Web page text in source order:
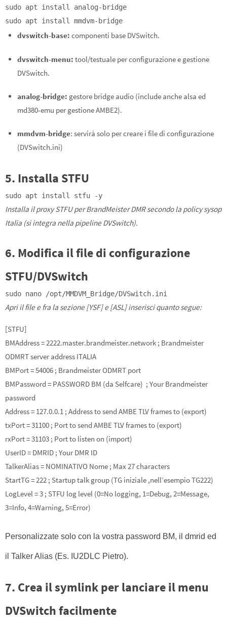
sudo apt install analog-bridge
sudo apt install mmdvm-bridge
dvswitch-base: componenti base DVSwitch.
dvswitch-menu: tool/testuale per configurazione e gestione
DVSwitch.
analog-bridge: gestore bridge audio (include anche alsa ed
md380-emu per gestione AMBE2).
mmdvm-bridge: servirà solo per creare i file di configurazione
(DVSwitch.ini)
5. Installa STFU
sudo apt install stfu -y
Installa il proxy STFU per BrandMeister DMR secondo la policy sysop
Italia (si integra nella pipeline DVSwitch).
6. Modifica il file di configurazione
STFU/DVSwitch
sudo nano /opt/MMDVM_Bridge/DVSwitch.ini
Apri il file e fra la sezione [YSF] e [ASL] inserisci quanto segue:
[STFU]
BMAddress = 2222.master.brandmeister.network ; Brandmeister
ODMRT server address ITALIA
BMPort = 54006 ; Brandmeister ODMRT port
BMPassword = PASSWORD BM (da Selfcare) ; Your Brandmeister
password
Address = 127.0.0.1 ; Address to send AMBE TLV frames to (export)
txPort = 31100 ; Port to send AMBE TLV frames to (export)
rxPort = 31103 ; Port to listen on (import)
UserID = DMRID ; Your DMR ID
TalkerAlias = NOMINATIVO Nome ; Max 27 characters
StartTG = 222 ; Startup talk group (TG iniziale ,nell’esempio TG222)
LogLevel = 3 ; STFU log level (0=No logging, 1=Debug, 2=Message,
3=Info, 4=Warning, 5=Error)
Personalizzate solo con la vostra password BM, il dmrid ed
il Talker Alias (Es. IU2DLC Pietro).
7. Crea il symlink per lanciare il menu
DVSwitch facilmente